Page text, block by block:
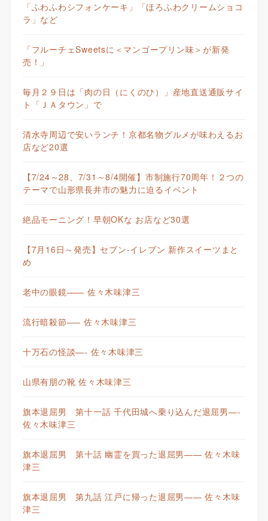
「ふわふわシフォンケーキ」「ほろふわクリームショコ
ラ」など
「フルーチェSweetsに＜マンゴープリン味＞が新発
売！」
毎月２９日は「肉の日（にくのひ）」産地直送通販サイ
ト「ＪＡタウン」で
清水寺周辺で安いランチ！京都名物グルメが味わえるお
店など20選
【7/24～28、7/31～8/4開催】市制施行70周年！２つの
テーマで山形県長井市の魅力に迫るイベント
絶品モーニング！早朝OKな お店など30選
【7月16日～発売】セブン-イレブン 新作スイーツまと
め
老中の眼鏡—— 佐々木味津三
流行暗殺節—– 佐々木味津三
十万石の怪談—- 佐々木味津三
山県有朋の靴 佐々木味津三
旗本退屈男 第十一話 千代田城へ乗り込んだ退屈男—-
佐々木味津三
旗本退屈男 第十話 幽霊を買った退屈男—— 佐々木味
津三
旗本退屈男 第九話 江戸に帰った退屈男—— 佐々木味
津三